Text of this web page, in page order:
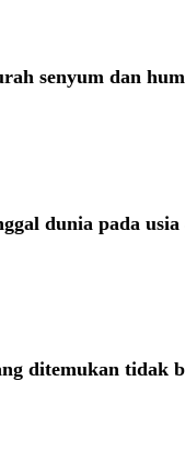
senyum dan
dunia pada
ditemukan tidak